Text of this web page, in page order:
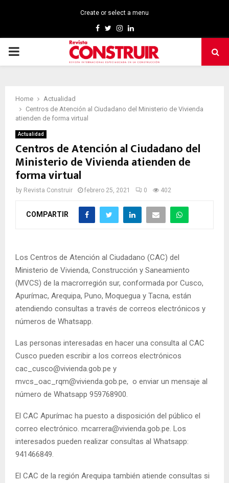
Create or select a menu
Facebook
TwitterInstagram
Linkedin
PRIMARY
Home
Actualidad
Centros de Atención al Ciudadano del Ministerio de Vivienda
atienden de forma virtual
Actualidad
Centros de Atención al Ciudadano del
Ministerio de Vivienda atienden de
forma virtual
by Revista Construir febrero 25, 2021 0 402
COMPARTIR
Los Centros de Atención al Ciudadano (CAC) del
Ministerio de Vivienda, Construcción y Saneamiento
(MVCS) de la macrorregión sur, conformada por Cusco,
Apurímac, Arequipa, Puno, Moquegua y Tacna, están
atendiendo consultas a través de correos electrónicos y
números de Whatsapp.
Las personas interesadas en hacer una consulta al CAC
Cusco pueden escribir a los correos electrónicos
cac_cusco@vivienda.gob.pe y
mvcs_oac_rqm@vivienda.gob.pe, o enviar un mensaje al
número de Whatsapp 959768900.
El CAC Apurímac ha puesto a disposición del público el
correo electrónico. mcarrera@vivienda.gob.pe. Los
interesados pueden realizar consultas al Whatsapp:
941466849.
El CAC de la región Arequipa también atiende consultas si